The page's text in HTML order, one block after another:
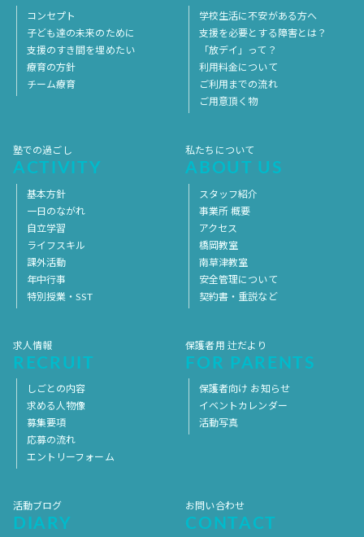
コンセプト
子ども達の未来のために
支援のすき間を埋めたい
療育の方針
チーム療育
学校生活に不安がある方へ
支援を必要とする障害とは？
「放デイ」って？
利用料金について
ご利用までの流れ
ご用意頂く物
塾での過ごし
ACTIVITY
基本方針
一日のながれ
自立学習
ライフスキル
課外活動
年中行事
特別授業・SST
私たちについて
ABOUT US
スタッフ紹介
事業所 概要
アクセス
橋岡教室
南草津教室
安全管理について
契約書・重説など
求人情報
RECRUIT
しごとの内容
求める人物像
募集要項
応募の流れ
エントリーフォーム
保護者用 辻だより
FOR PARENTS
保護者向け お知らせ
イベントカレンダー
活動写真
活動ブログ
DIARY
お問い合わせ
CONTACT